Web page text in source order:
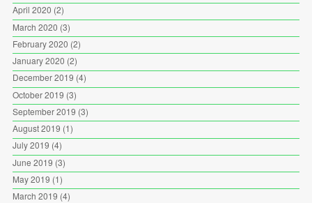
April 2020 (2)
March 2020 (3)
February 2020 (2)
January 2020 (2)
December 2019 (4)
October 2019 (3)
September 2019 (3)
August 2019 (1)
July 2019 (4)
June 2019 (3)
May 2019 (1)
March 2019 (4)